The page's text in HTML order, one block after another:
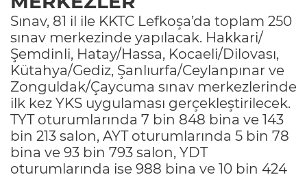
Sınav, 81 il ile KKTC Lefkoşa’da toplam 250
sınav merkezinde yapılacak. Hakkari/
Şemdinli, Hatay/Hassa, Kocaeli/Dilovası,
Kütahya/Gediz, Şanlıurfa/Ceylanpınar ve
Zonguldak/Çaycuma sınav merkezlerinde
ilk kez YKS uygulaması gerçekleştirilecek.
TYT oturumlarında 7 bin 848 bina ve 143
bin 213 salon, AYT oturumlarında 5 bin 78
bina ve 93 bin 793 salon, YDT
oturumlarında ise 988 bina ve 10 bin 424